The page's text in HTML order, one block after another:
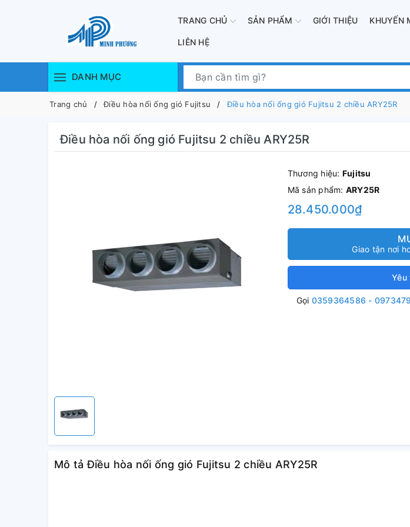
TRANG CHỦ SẢN PHẨM GIỚI THIỆU KHUYẾN
LIÊN HỆ
DANH MỤC
Trang chủ Điều hòa nối ống gió Fujitsu Điều hòa nối ống gió Fujitsu 2 chiều ARY25R
Điều hòa nối ống gió Fujitsu 2 chiều ARY25R
Thương hiệu: Fujitsu
Mã sản phẩm: ARY25R
28.450.000₫
Giao tận nơi
Yêu
Gọi 0359364586 -
Mô tả Điều hòa nối ống gió Fujitsu 2 chiều ARY25R